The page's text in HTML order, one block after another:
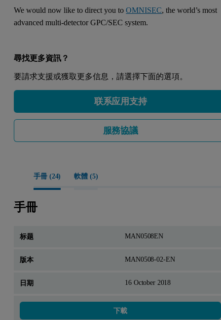
We would now like to direct you toOMNISEC, the world’s most
advanced multi-detector GPC/SEC system.
尋找更多資訊？
要請求支援或獲取更多信息，請選擇下面的選項。
联系应用支持
服務協議
手冊 (24) 軟體 (5)
手冊
MAN0508EN
MAN0508-02-EN
16 October 2018
下載